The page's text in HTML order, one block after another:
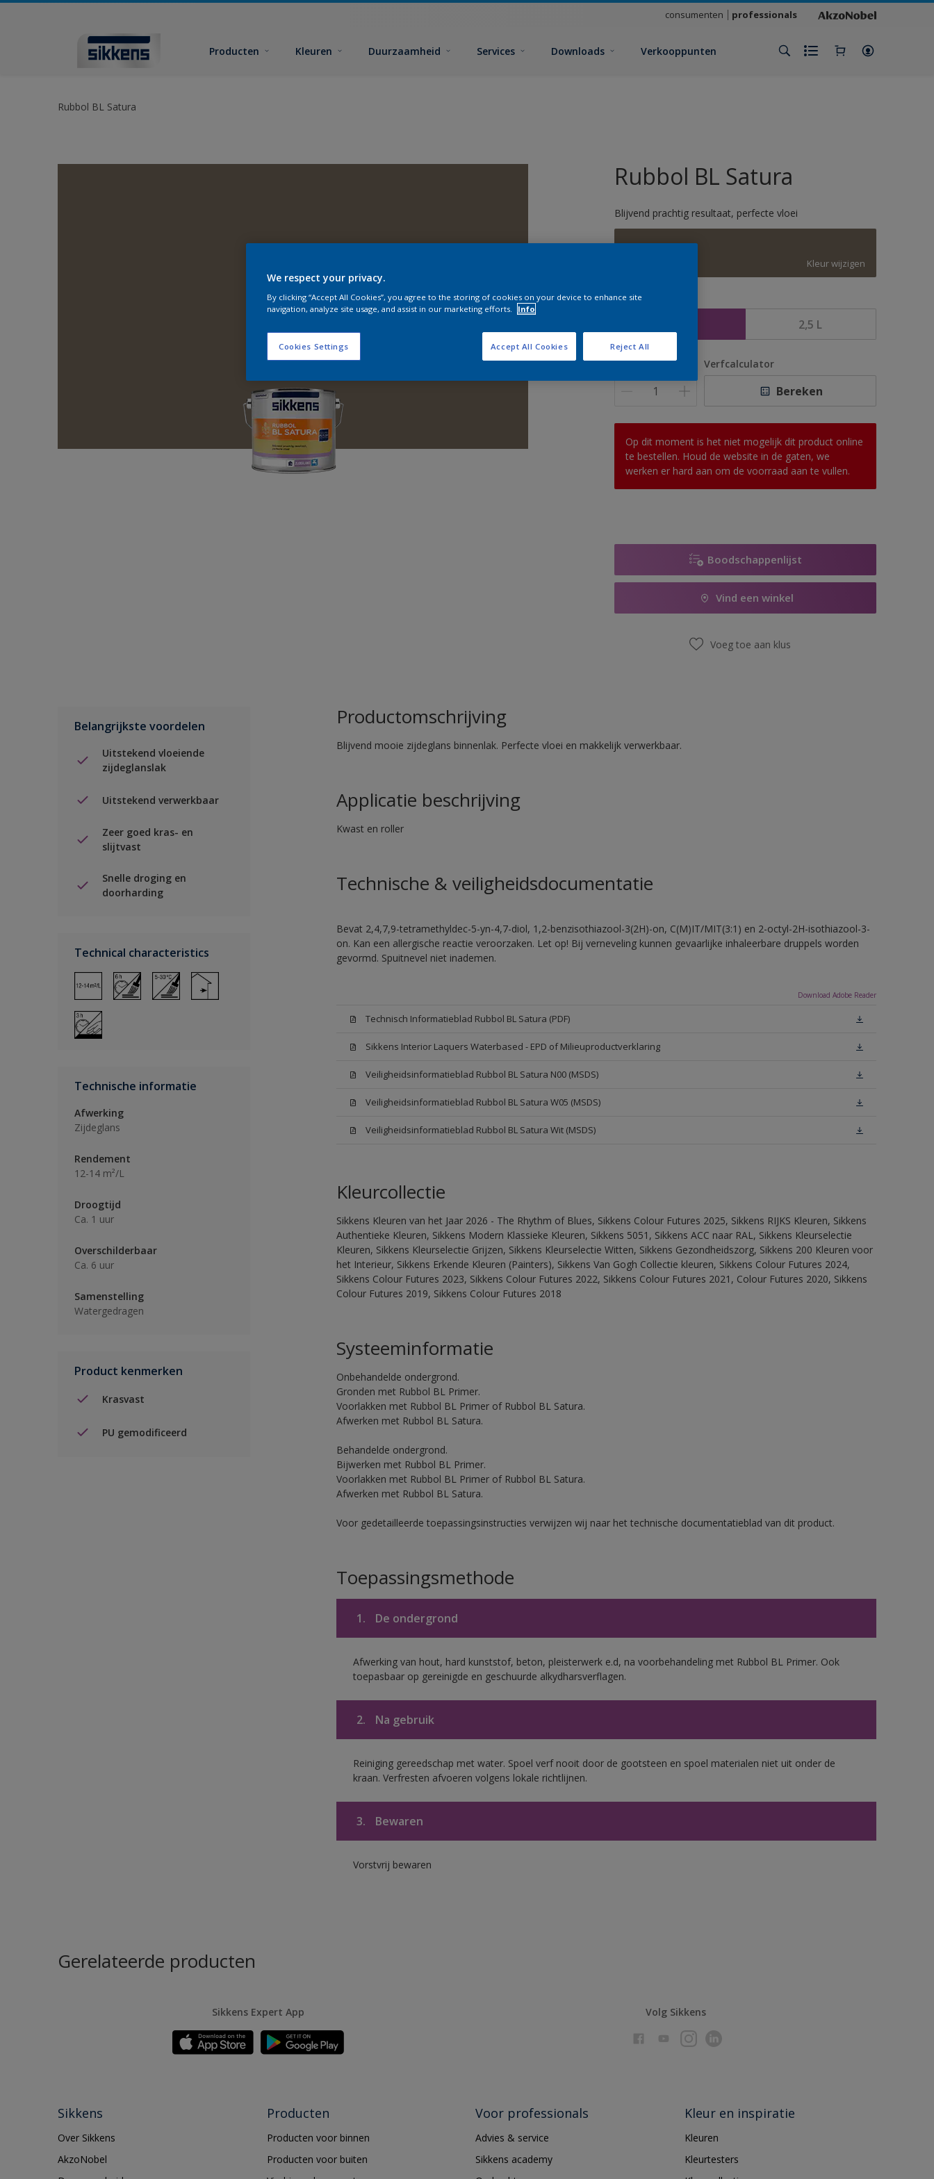
consumenten professionals
Producten Kleuren Duurzaamheid Services Downloads Verkooppunten
Rubbol BL Satura
Rubbol BL Satura
Blijvend prachtig resultaat, perfecte vloei
7006
Kleur wijzigen
Grootte
2,5 L
Aantal Verfcalculator
Bereken
Op dit moment is het niet mogelijk dit product online
te bestellen. Houd de website in de gaten, we
werken er hard aan om de voorraad aan te vullen.
Boodschappenlijst
Vind een winkel
Voeg toe aan klus
Belangrijkste voordelen
Uitstekend vloeiende
zijdeglanslak
Uitstekend verwerkbaar
Zeer goed kras- en
slijtvast
Snelle droging en
doorharding
Technical characteristics
Technische informatie
Afwerking
Zijdeglans
Rendement
12-14 m²/L
Droogtijd
Ca. 1 uur
Overschilderbaar
Ca. 6 uur
Samenstelling
Watergedragen
Product kenmerken
Krasvast
PU gemodificeerd
Productomschrijving
Blijvend mooie zijdeglans binnenlak. Perfecte vloei en makkelijk verwerkbaar.
Applicatie beschrijving
Kwast en roller
Technische & veiligheidsdocumentatie
Bevat 2,4,7,9-tetramethyldec-5-yn-4,7-diol, 1,2-benzisothiazool-3(2H)-on, C(M)IT/MIT(3:1) en 2-octyl-2H-isothiazool-3-
on. Kan een allergische reactie veroorzaken. Let op! Bij verneveling kunnen gevaarlijke inhaleerbare druppels worden
gevormd. Spuitnevel niet inademen.
Download Adobe Reader
Technisch Informatieblad Rubbol BL Satura (PDF)
Sikkens Interior Laquers Waterbased - EPD of Milieuproductverklaring
Veiligheidsinformatieblad Rubbol BL Satura N00 (MSDS)
Veiligheidsinformatieblad Rubbol BL Satura W05 (MSDS)
Veiligheidsinformatieblad Rubbol BL Satura Wit (MSDS)
Kleurcollectie
Sikkens Kleuren van het Jaar 2026 - The Rhythm of Blues, Sikkens Colour Futures 2025, Sikkens RIJKS Kleuren, Sikkens
Authentieke Kleuren, Sikkens Modern Klassieke Kleuren, Sikkens 5051, Sikkens ACC naar RAL, Sikkens Kleurselectie
Kleuren, Sikkens Kleurselectie Grijzen, Sikkens Kleurselectie Witten, Sikkens Gezondheidszorg, Sikkens 200 Kleuren voor
het Interieur, Sikkens Erkende Kleuren (Painters), Sikkens Van Gogh Collectie kleuren, Sikkens Colour Futures 2024,
Sikkens Colour Futures 2023, Sikkens Colour Futures 2022, Sikkens Colour Futures 2021, Colour Futures 2020, Sikkens
Colour Futures 2019, Sikkens Colour Futures 2018
Systeeminformatie
Onbehandelde ondergrond.
Gronden met Rubbol BL Primer.
Voorlakken met Rubbol BL Primer of Rubbol BL Satura.
Afwerken met Rubbol BL Satura.
Behandelde ondergrond.
Bijwerken met Rubbol BL Primer.
Voorlakken met Rubbol BL Primer of Rubbol BL Satura.
Afwerken met Rubbol BL Satura.
Voor gedetailleerde toepassingsinstructies verwijzen wij naar het technische documentatieblad van dit product.
Toepassingsmethode
1. De ondergrond
Afwerking van hout, hard kunststof, beton, pleisterwerk e.d, na voorbehandeling met Rubbol BL Primer. Ook
toepasbaar op gereinigde en geschuurde alkydharsverflagen.
2. Na gebruik
Reiniging gereedschap met water. Spoel verf nooit door de gootsteen en spoel materialen niet uit onder de
kraan. Verfresten afvoeren volgens lokale richtlijnen.
3. Bewaren
Vorstvrij bewaren
Gerelateerde producten
Sikkens Expert App Volg Sikkens
Sikkens
Over Sikkens
AkzoNobel
Producten
Producten voor binnen
Producten voor buiten
Voor professionals
Advies & service
Sikkens academy
Kleur en inspiratie
Kleuren
Kleurtesters
We respect your privacy.
By clicking “Accept All Cookies”, you agree to the storing of cookies on your device to enhance site
navigation, analyze site usage, and assist in our marketing efforts.
Info
Cookies Settings Reject All
Accept All Cookies